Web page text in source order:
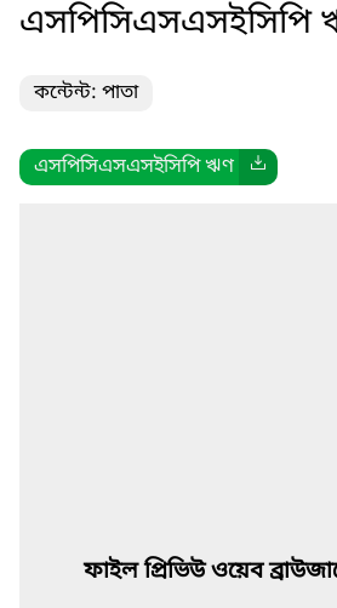
এসপিসিএসএসইসিপি
কন্টেন্ট: পাতা
এসপিসিএসএসইসিপি ঋণ
ফাইল প্রিভিউ ওয়েব